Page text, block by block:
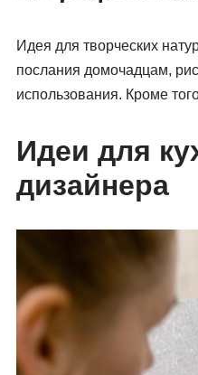
Идея для творческих
послания домочадцам,
использования. Кроме
Идеи для
дизайнера